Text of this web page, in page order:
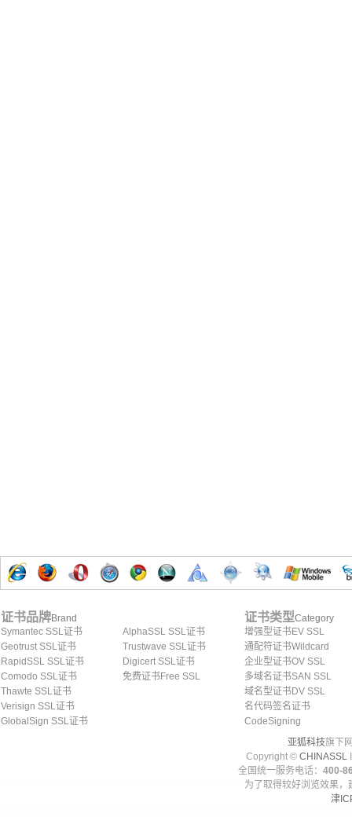
证书品牌Brand
Symantec SSL证书
Geotrust SSL证书
RapidSSL SSL证书
Comodo SSL证书
Thawte SSL证书
Verisign SSL证书
GlobalSign SSL证书
AlphaSSL SSL证书
Trustwave SSL证书
Digicert SSL证书
免费证书Free SSL
证书类型Category
增强型证书EV SSL
通配符证书Wildcard
企业型证书OV SSL
多域名证书SAN SSL
域名型证书DV SSL
名代码签名证书
CodeSigning
亚狐科技旗下
Copyright © CHINASSL
全国统一服务电话： 400-
为了取得较好浏览效果
津